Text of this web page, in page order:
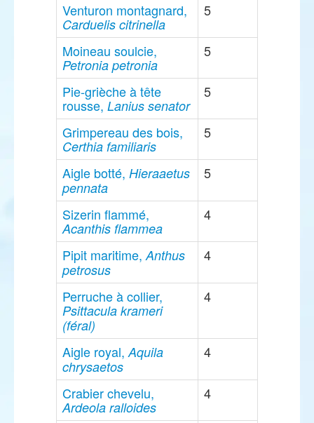
Venturon montagnard,
Carduelis citrinella
5
Moineau soulcie,
Petronia petronia
5
Pie-grièche à tête
rousse, Lanius senator
5
Grimpereau des bois,
Certhia familiaris
5
Aigle botté, Hieraaetus
pennata
5
Sizerin flammé,
Acanthis flammea
4
Pipit maritime, Anthus
petrosus
4
Perruche à collier,
Psittacula krameri
(féral)
4
Aigle royal, Aquila
chrysaetos
4
Crabier chevelu,
Ardeola ralloides
4